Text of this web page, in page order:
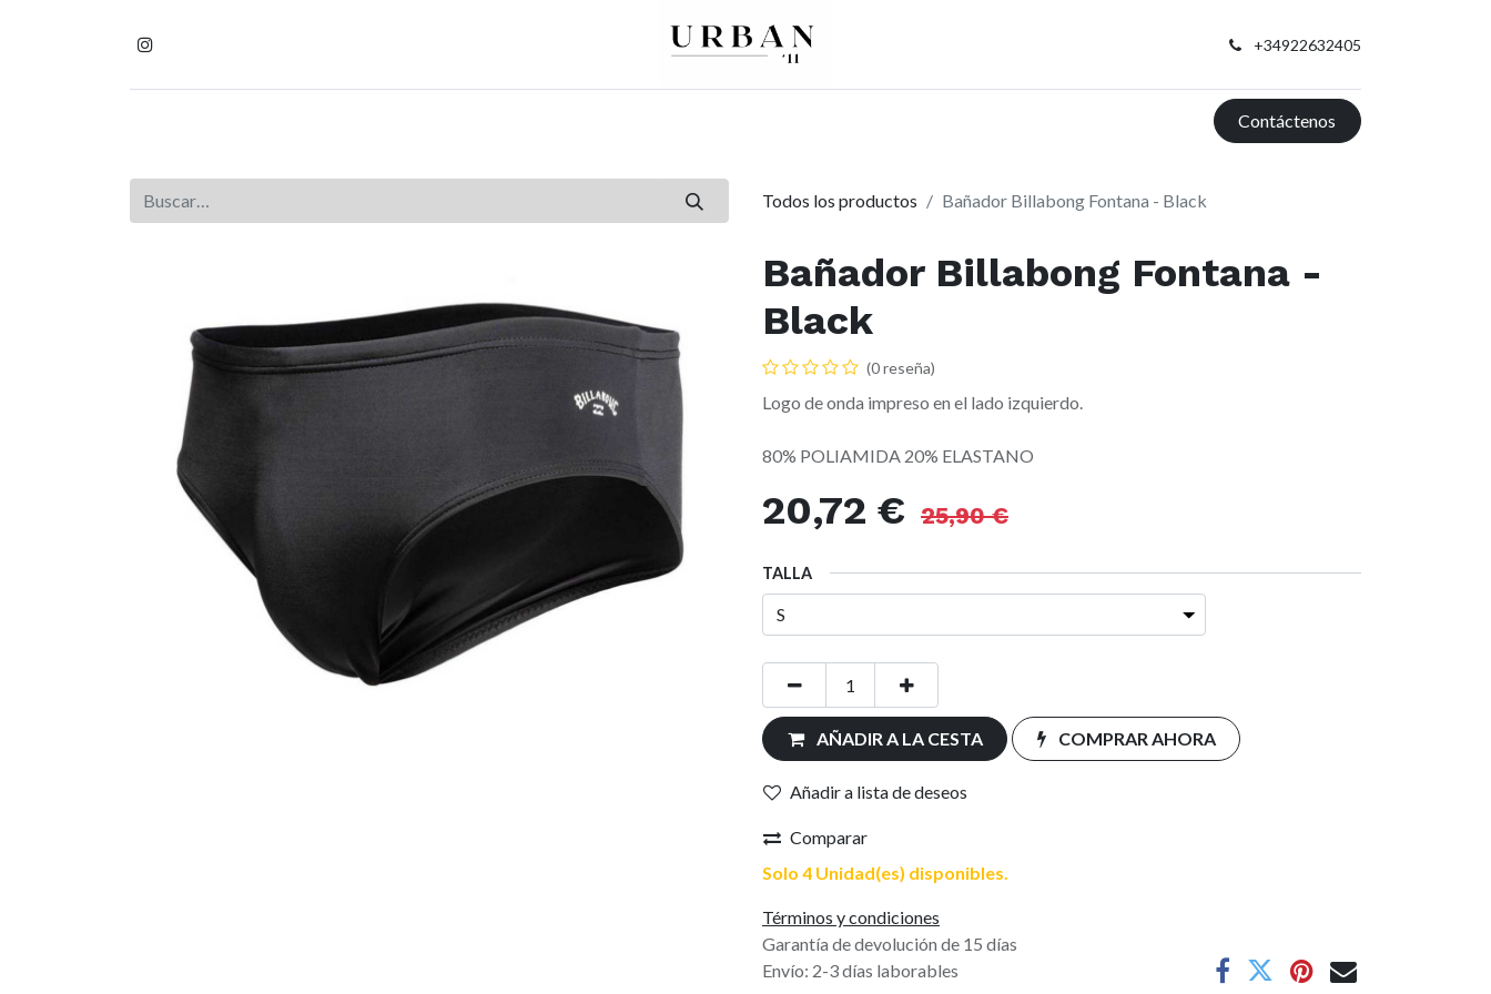
+34922632405
Contáctenos
Todos los productos Bañador Billabong Fontana - Black
Bañador Billabong Fontana -
Black
(0 reseña)
Logo de onda impreso en el lado izquierdo.
80% POLIAMIDA 20% ELASTANO
20,72 € 25,90€
TALLA
AÑADIR A LA CESTA COMPRAR AHORA
Añadir a lista de deseos
Comparar
Solo 4 Unidad(es) disponibles.
Términos y condiciones
Garantía de devolución de 15 días
Envío: 2-3 días laborables